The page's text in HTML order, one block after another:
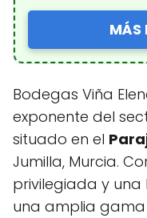
MÁS
Bodegas Viña
exponente del
situado en el
Jumilla, Murcia.
privilegiada y
una amplia